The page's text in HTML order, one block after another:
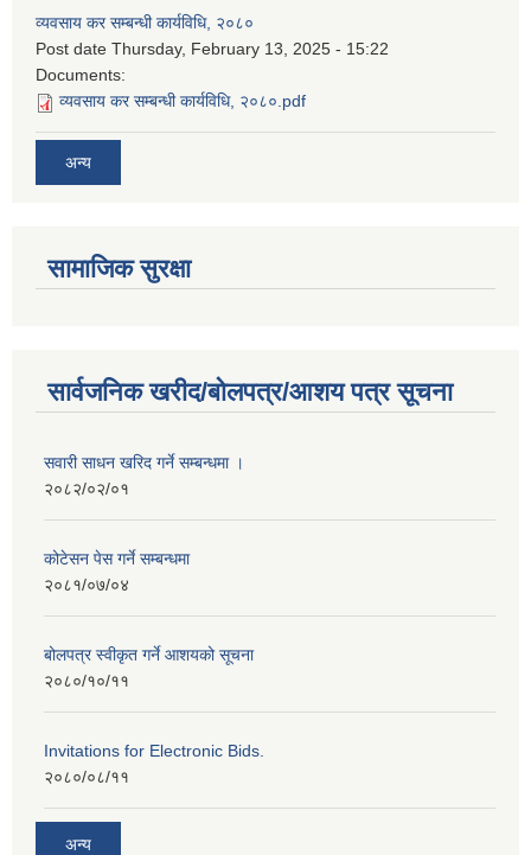
व्यवसाय कर सम्बन्धी कार्यविधि, २०८०
Post date Thursday, February 13, 2025 - 15:22
Documents:
व्यवसाय कर सम्बन्धी कार्यविधि, २०८०.pdf
अन्य
सामाजिक सुरक्षा
सार्वजनिक खरीद/बोलपत्र/आशय पत्र सूचना
सवारी साधन खरिद गर्ने सम्बन्धमा ।
२०८२/०२/०१
कोटेसन पेस गर्ने सम्बन्धमा
२०८१/०७/०४
बोलपत्र स्वीकृत गर्ने आशयको सूचना
२०८०/१०/११
Invitations for Electronic Bids.
२०८०/०८/११
अन्य